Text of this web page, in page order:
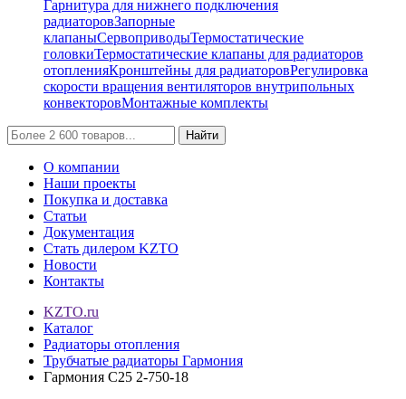
Гарнитура для нижнего подключения
радиаторовЗапорные
клапаныСервоприводыТермостатические
головкиТермостатические клапаны для радиаторов
отопленияКронштейны для радиаторовРегулировка
скорости вращения вентиляторов внутрипольных
конвекторовМонтажные комплекты
Найти
О компании
Наши проекты
Покупка и доставка
Статьи
Документация
Стать дилером KZTO
Новости
Контакты
KZTO.ru
Каталог
Радиаторы отопления
Трубчатые радиаторы Гармония
Гармония С25 2-750-18